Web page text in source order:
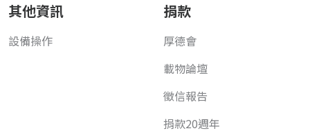
其他資訊
設備操作
捐款
厚德會
載物論壇
徵信報告
捐款20週年